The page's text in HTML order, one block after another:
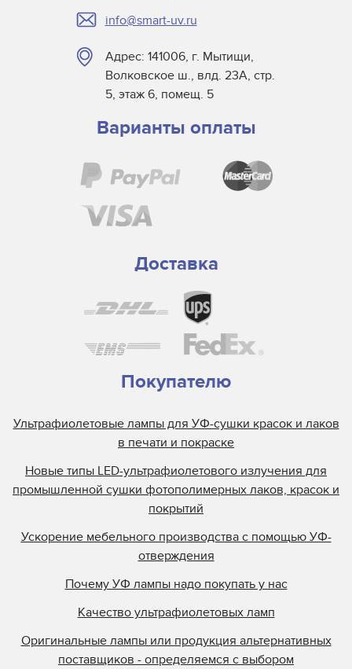
info@smart-uv.ru
Адрес: 141006, г. Мытищи,
Волковское ш., влд. 23А, стр.
5, этаж 6, помещ. 5
Варианты оплаты
Доставка
Покупателю
Ультрафиолетовые лампы для УФ-сушки красок и лаков
в печати и покраске
Новые типы LED-ультрафиолетового излучения для
промышленной сушки фотополимерных лаков, красок и
покрытий
Ускорение мебельного производства с помощью УФ-
отверждения
Почему УФ лампы надо покупать у нас
Качество ультрафиолетовых ламп
Оригинальные лампы или продукция альтернативных
поставщиков - определяемся с выбором